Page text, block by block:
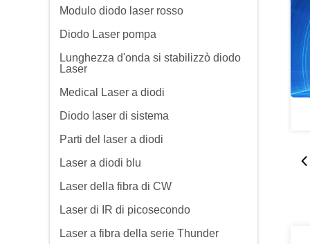
Modulo diodo laser rosso
Diodo Laser pompa
Lunghezza d'onda si stabilizzò diodo
Laser
Medical Laser a diodi
Diodo laser di sistema
Parti del laser a diodi
Laser a diodi blu
Laser della fibra di CW
Laser di IR di picosecondo
Laser a fibra della serie Thunder